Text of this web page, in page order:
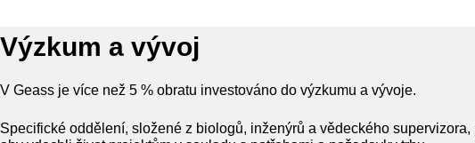
Výzkum a vývoj
V Geass je více než 5 % obratu investováno do výzkumu a vývoje.
Specifické oddělení, složené z biologů, inženýrů a vědeckého